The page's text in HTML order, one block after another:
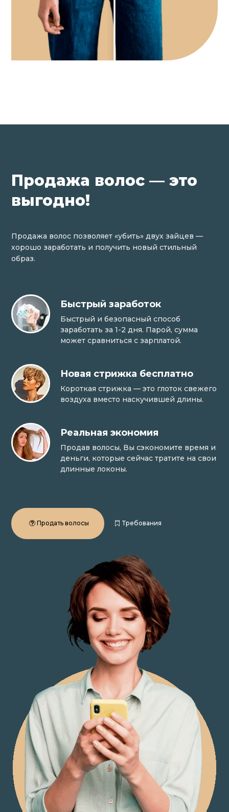
Продажа волос — это
выгодно!
Продажа волос позволяет «убить» двух зайцев —
хорошо заработать и получить новый стильный
образ.
Быстрый заработок
Быстрый и безопасный способ
заработать за 1-2 дня. Парой, сумма
может сравниться с зарплатой.
Новая стрижка бесплатно
Короткая стрижка — это глоток свежего
воздуха вместо наскучившей длины.
Реальная экономия
Продав волосы, Вы сэкономите время и
деньги, которые сейчас тратите на свои
длинные локоны.
Продать волосы Требования